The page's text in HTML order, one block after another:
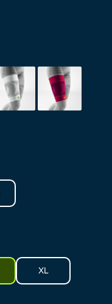
white pink
XL